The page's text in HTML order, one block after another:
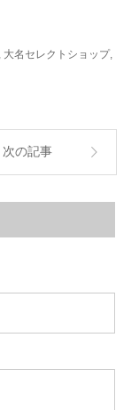
大名セレクトショップ,
次の記事